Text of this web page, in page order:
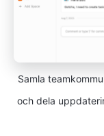
Samla
och dela